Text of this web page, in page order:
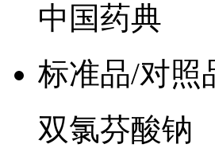
中国药典
标准品/对照
双氯芬酸钠